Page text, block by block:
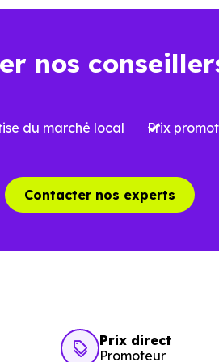
réduite
Garanties
nos
du marché local Prix
Contacter nos experts
Prix direct
Promoteur